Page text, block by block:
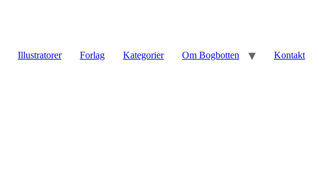
Illustratorer Forlag Kategorier Om Bogbotten Kontakt